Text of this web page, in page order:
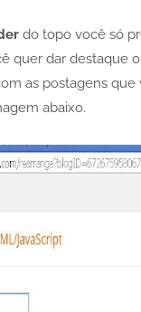
do topo você só
quer dar destaque
as postagens que
abaixo.